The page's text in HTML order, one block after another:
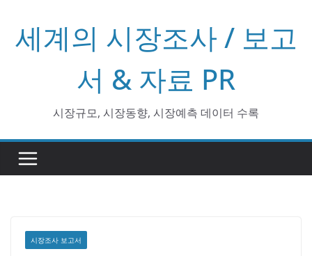
기
세계의 시장조사 / 보고
서 & 자료 PR
시장규모, 시장동향, 시장예측 데이터 수록
시장조사 보고서